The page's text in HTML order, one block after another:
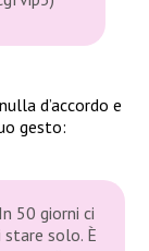
d’accordo e
gesto:
50 giorni ci
solo. È